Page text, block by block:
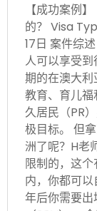
【成功案例
的？ Visa
17日 案件综
人可以享受
期的在澳大
教育、育儿
久居民（PR
极目标。 但
洲了呢？H老
限制的，这
内，你都可
年后你需要